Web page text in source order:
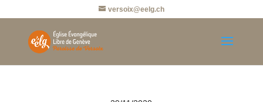
versoix@eelg.ch